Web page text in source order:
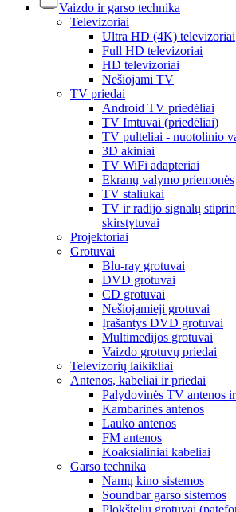
Vaizdo ir garso technika
Televizoriai
Ultra HD (4K) televizoriai
Full HD televizoriai
HD televizoriai
Nešiojami TV
TV priedai
Android TV priedėliai
TV Imtuvai (priedėliai)
TV pulteliai - nuotolinio
3D akiniai
TV WiFi adapteriai
Ekranų valymo priemonės
TV staliukai
TV ir radijo signalų
skirstytuvai
Projektoriai
Grotuvai
Blu-ray grotuvai
DVD grotuvai
CD grotuvai
Nešiojamieji grotuvai
Įrašantys DVD grotuvai
Multimedijos grotuvai
Vaizdo grotuvų priedai
Televizorių laikikliai
Antenos, kabeliai ir priedai
Palydovinės TV antenos
Kambarinės antenos
Lauko antenos
FM antenos
Koaksialiniai kabeliai
Garso technika
Namų kino sistemos
Soundbar garso sistemos
Plokštelių grotuvai